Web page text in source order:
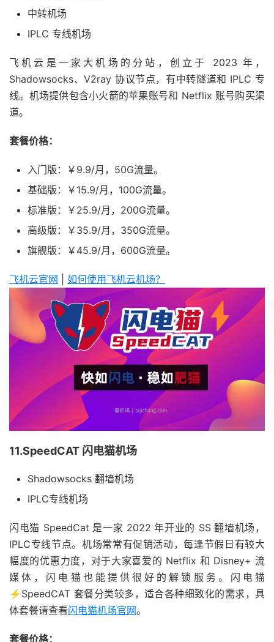
中转机场
IPLC 专线机场
飞机云是一家大机场的分站，创立于 2023 年，
Shadowsocks、V2ray 协议节点，有中转隧道和 IPLC 专
线。机场提供包含小火箭的苹果账号和 Netflix 账号购买渠
道。
套餐价格：
入门版：￥9.9/月，50G流量。
基础版：￥15.9/月，100G流量。
标准版：￥25.9/月，200G流量。
高级版：￥35.9/月，350G流量。
旗舰版：￥45.9/月，600G流量。
飞机云官网 如何使用飞机云机场？
11.SpeedCAT 闪电猫机场
Shadowsocks 翻墙机场
IPLC专线机场
闪电猫 SpeedCat 是一家 2022 年开业的 SS 翻墙机场，
IPLC专线节点。机场常常有促销活动，每逢节假日有较大
幅度的优惠力度，对于大家喜爱的 Netflix 和 Disney+ 流
媒体，闪电猫也能提供很好的解锁服务。闪电猫
⚡️SpeedCAT 套餐分类较多，适合各种细致化的需求，具
体套餐请查看闪电猫机场官网。
套餐价格：